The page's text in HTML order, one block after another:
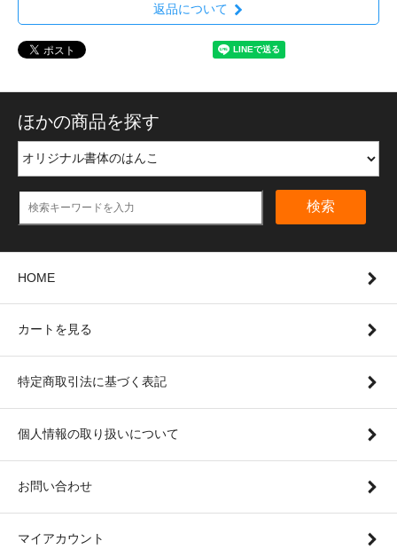
返品について
ほかの商品を探す
検索
HOME
カートを見る
特定商取引法に基づく表記
個人情報の取り扱いについて
お問い合わせ
マイアカウント